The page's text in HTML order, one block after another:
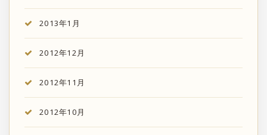
2013年1月
2012年12月
2012年11月
2012年10月